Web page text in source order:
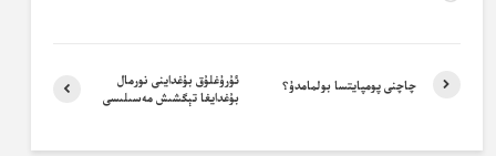
ئۇرۇغلۇق بۇغداينى نورمال
بۇغدايغا تېگشىش مەسىلىسى
چاچنى پومپايتسا بولمامدۇ؟